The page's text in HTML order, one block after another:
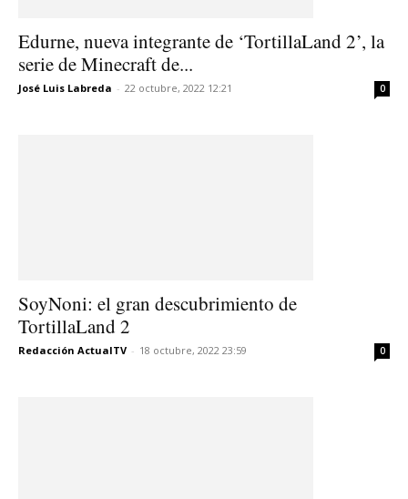
Edurne, nueva integrante de ‘TortillaLand 2’, la
serie de Minecraft de...
José Luis Labreda - 22 octubre, 2022 12:21 0
SoyNoni: el gran descubrimiento de
TortillaLand 2
Redacción ActualTV - 18 octubre, 2022 23:59 0